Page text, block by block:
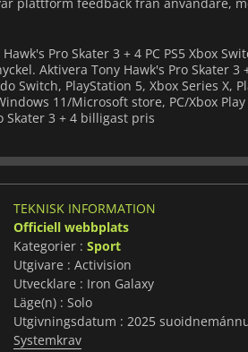
Pro Skater 3 + 4 PC PS5 Xbox
Aktivera Tony Hawk's Pro Skater 3
Switch, PlayStation 5, Xbox Series X,
11/Microsoft store, PC/Xbox
Skater 3 + 4 billigast pris
TEKNISK INFORMATION
Officiell webbplats
Kategorier : Sport
Utgivare : Activision
Utvecklare : Iron Galaxy
Läge(n) : Solo
Utgivningsdatum : 2025
Systemkrav